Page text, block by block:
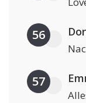
56
57